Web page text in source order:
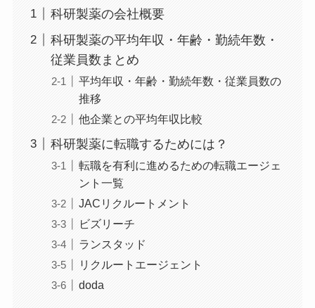
科研製薬の会社概要
科研製薬の平均年収・年齢・勤続年数・
従業員数まとめ
平均年収・年齢・勤続年数・従業員数の
推移
他企業との平均年収比較
科研製薬に転職するためには？
転職を有利に進めるための転職エージェ
ント一覧
JACリクルートメント
ビズリーチ
ランスタッド
リクルートエージェント
doda